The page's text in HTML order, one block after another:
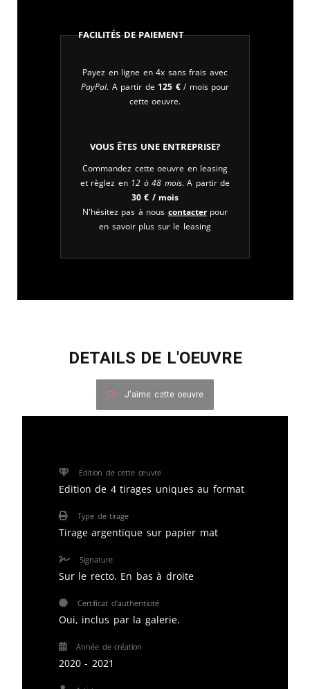
Facilités de paiement
Payez en ligne en 4x sans frais avec
PayPal. A partir de 125 €/ mois pour
cette oeuvre.
Vous êtes une entreprise?
Commandez cette oeuvre en leasing
et règlez en 12 à 48 mois. A partir de
30€ / mois
N'hésitez pas à nous contacterpour
en savoir plus sur le leasing
DETAILS DE L'OEUVRE
J'aime cette oeuvre
Édition de cette œuvre
Edition de 4 tirages uniques au format
Type de tirage
Tirage argentique sur papier mat
Signature
Sur le recto. En bas à droite
Certificat d'authenticité
Oui, inclus par la galerie.
Année de création
2020 - 2021